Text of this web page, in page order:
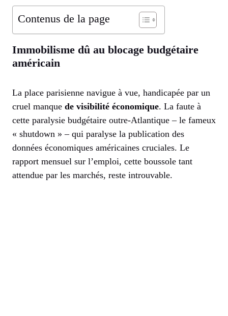
Contenus de la page
Immobilisme dû au blocage budgétaire
américain
La place parisienne navigue à vue, handicapée par un
cruel manque de visibilité économique. La faute à
cette paralysie budgétaire outre-Atlantique – le fameux
« shutdown » – qui paralyse la publication des
données économiques américaines cruciales. Le
rapport mensuel sur l’emploi, cette boussole tant
attendue par les marchés, reste introuvable.